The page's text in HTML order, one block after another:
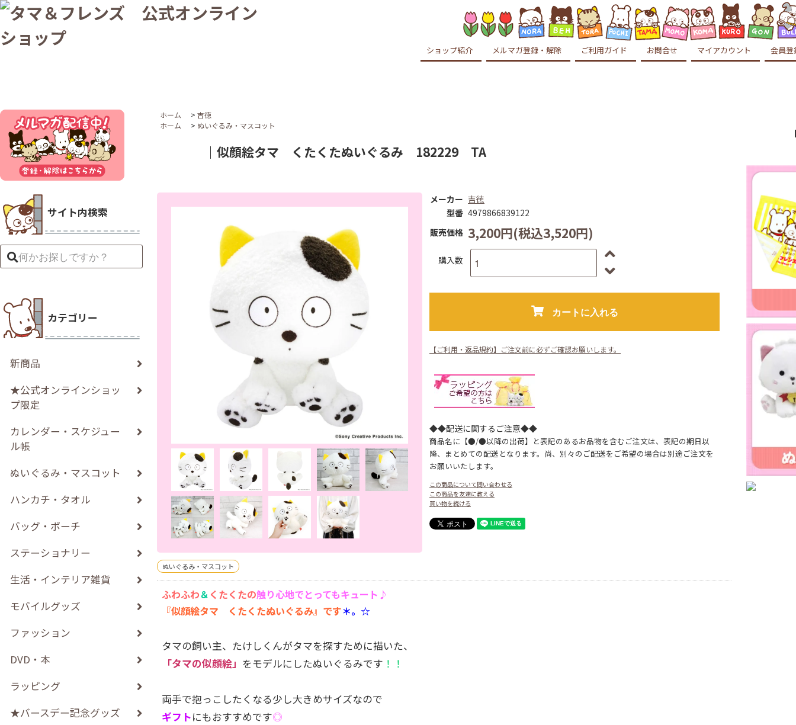
ショップ紹介 メルマガ登録・解除 ご利用ガイド お問合せ マイアカウント 会員登
サイト内検索
カテゴリー
新商品
★公式オンラインショッ
プ限定
カレンダー・スケジュー
ル帳
ぬいぐるみ・マスコット
ハンカチ・タオル
バッグ・ポーチ
ステーショナリー
生活・インテリア雑貨
モバイルグッズ
ファッション
DVD・本
ラッピング
★バースデー記念グッズ
ホーム > 吉徳
ホーム
> ぬいぐるみ・マスコット
｜似顔絵タマ くたくたぬいぐるみ 182229 TA
メーカー 吉徳
型番 4979866839122
販売価格 3,200円(税込3,520円)
購入数
カートに入れる
【ご利用・返品規約】ご注文前に必ずご確認お願いします。
◆◆配送に関するご注意◆◆
商品名に【●/●以降の出荷】と表記のあるお品物を含むご注文は、表記の期日以
降、まとめての配送となります。尚、別々のご配送をご希望の場合は別途ご注文を
お願いいたします。
この商品について問い合わせる
この商品を友達に教える
買い物を続ける
ぬいぐるみ・マスコット
ふわふわ＆ くたくたの触り心地でとってもキュート♪
『似顔絵タマ くたくたぬいぐるみ』です＊。☆
タマの飼い主、たけしくんがタマを探すために描いた、
「タマの似顔絵」 をモデルにしたぬいぐるみです ！！
両手で抱っこしたくなる少し大きめサイズなので
ギフトにもおすすめです◎